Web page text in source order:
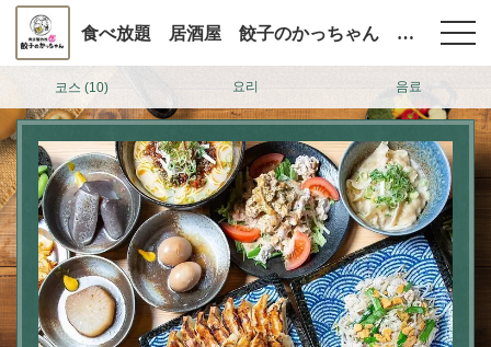
食べ放題 居酒屋 餃子のかっちゃん 札幌すすきの店
코스(10) 요리 음료